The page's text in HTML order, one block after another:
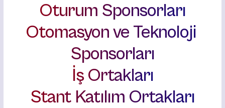
Oturum Sponsorları
Otomasyon ve Teknoloji
Sponsorları
İş Ortakları
Stant Katılım Ortakları